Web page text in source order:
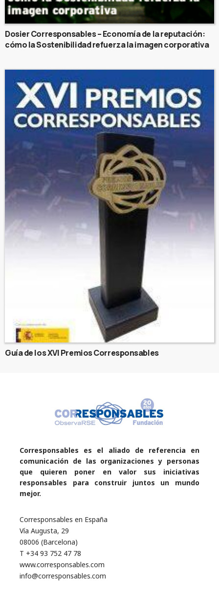
Dosier Corresponsables – Economía de la reputación:
cómo la Sostenibilidad refuerza la imagen corporativa
Guía de los XVI Premios Corresponsables
Corresponsables es el aliado de referencia en
comunicación de las organizaciones y personas
que quieren poner en valor sus iniciativas
responsables para construir juntos un mundo
mejor.
Corresponsables en España
Vía Augusta, 29
08006 (Barcelona)
T +34 93 752 47 78
www.corresponsables.com
info@corresponsables.com